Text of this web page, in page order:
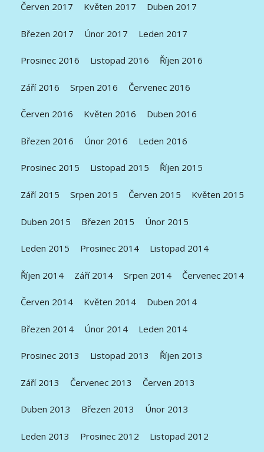
Červen 2017 Květen 2017 Duben 2017
Březen 2017 Únor 2017 Leden 2017
Prosinec 2016 Listopad 2016 Říjen 2016
Září 2016 Srpen 2016 Červenec 2016
Červen 2016 Květen 2016 Duben 2016
Březen 2016 Únor 2016 Leden 2016
Prosinec 2015 Listopad 2015 Říjen 2015
Září 2015 Srpen 2015 Červen 2015 Květen 2015
Duben 2015 Březen 2015 Únor 2015
Leden 2015 Prosinec 2014 Listopad 2014
Říjen 2014 Září 2014 Srpen 2014 Červenec 2014
Červen 2014 Květen 2014 Duben 2014
Březen 2014 Únor 2014 Leden 2014
Prosinec 2013 Listopad 2013 Říjen 2013
Září 2013 Červenec 2013 Červen 2013
Duben 2013 Březen 2013 Únor 2013
Leden 2013 Prosinec 2012 Listopad 2012